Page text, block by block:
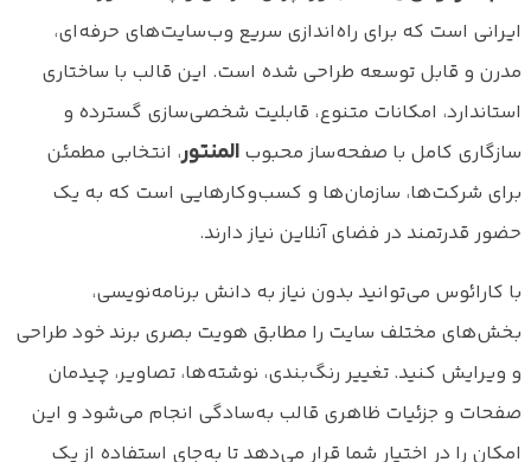
ایرانی است که برای راه‌اندازی سریع وب‌سایت‌های حرفه‌ای،
مدرن و قابل توسعه طراحی شده است. این قالب با ساختاری
استاندارد، امکانات متنوع، قابلیت شخصی‌سازی گسترده و
سازگاری کامل با صفحه‌ساز محبوب المنتور، انتخابی مطمئن
برای شرکت‌ها، سازمان‌ها و کسب‌وکارهایی است که به یک
حضور قدرتمند در فضای آنلاین نیاز دارند.
با کارائوس می‌توانید بدون نیاز به دانش برنامه‌نویسی،
بخش‌های مختلف سایت را مطابق هویت بصری برند خود طراحی
و ویرایش کنید. تغییر رنگ‌بندی، نوشته‌ها، تصاویر، چیدمان
صفحات و جزئیات ظاهری قالب به‌سادگی انجام می‌شود و این
امکان را در اختیار شما قرار می‌دهد تا به‌جای استفاده از یک